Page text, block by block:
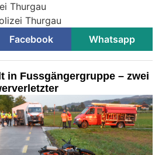
Thurgau
Thurgau
Facebook Whatsapp
in Fussgängergruppe – zwei